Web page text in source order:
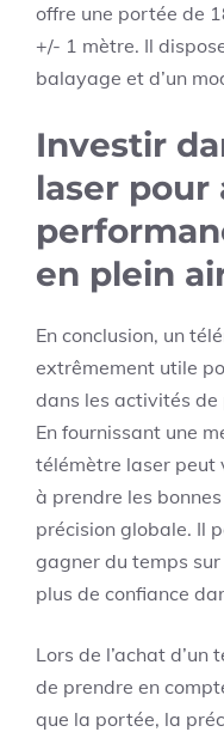
offre une portée de
+/- 1 mètre. Il
balayage et d’un
Investir
laser pour
en plein
En conclusion, un
extrêmement utile
dans les activités
En fournissant une
télémètre laser peut
à prendre les
précision globale. Il
gagner du temps
plus de confiance
Lors de l’achat
de prendre en
que la portée, la